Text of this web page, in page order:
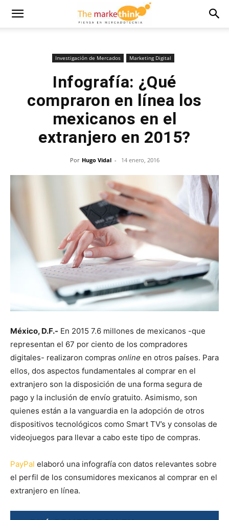
Investigación de Mercados Marketing Digital
Infografía: ¿Qué
compraron en línea los
mexicanos en el
extranjero en 2015?
Por Hugo Vidal - 14 enero, 2016
México, D.F.- En 2015 7.6 millones de mexicanos -que
representan el 67 por ciento de los compradores
digitales- realizaron compras online en otros países. Para
ellos, dos aspectos fundamentales al comprar en el
extranjero son la disposición de una forma segura de
pago y la inclusión de envío gratuito. Asimismo, son
quienes están a la vanguardia en la adopción de otros
dispositivos tecnológicos como Smart TV’s y consolas de
videojuegos para llevar a cabo este tipo de compras.
PayPal elaboró una infografía con datos relevantes sobre
el perfil de los consumidores mexicanos al comprar en el
extranjero en línea.